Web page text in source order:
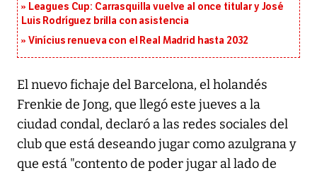
Leagues Cup: Carrasquilla vuelve al once titular y José
Luis Rodríguez brilla con asistencia
Vinícius renueva con el Real Madrid hasta 2032
El nuevo fichaje del Barcelona, el holandés
Frenkie de Jong, que llegó este jueves a la
ciudad condal, declaró a las redes sociales del
club que está deseando jugar como azulgrana y
que está "contento de poder jugar al lado de